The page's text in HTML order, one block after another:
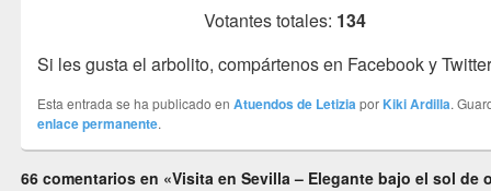
Votantes totales: 134
Si les gusta el arbolito, compártenos en Facebook y
Esta entrada se ha publicado enAtuendos de Letiziapor Kiki Ardilla.
enlace permanente.
66 comentarios en «Visita en Sevilla – Elegante bajo el sol de